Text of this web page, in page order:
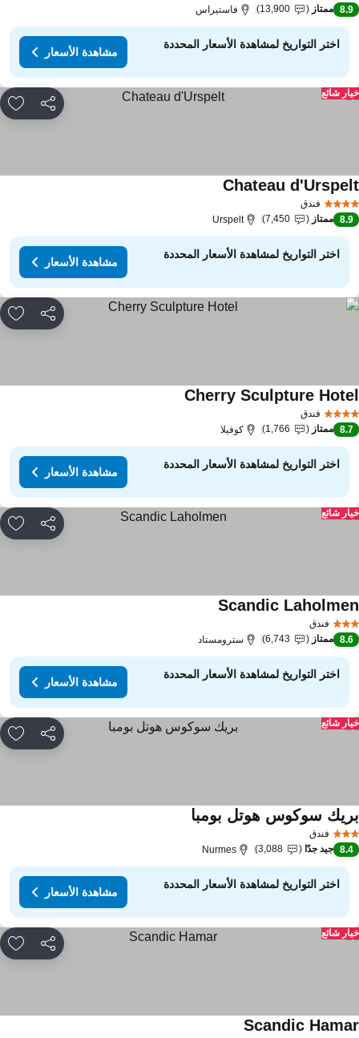
8.9 ممتاز 13,900 فاستيراس
اختر التواريخ لمشاهدة الأسعار المحددة
مشاهدة الأسعار
مشاركة
شائع
فندق
Chateau
8.9 ممتاز 7,450
Urspelt
اختر التواريخ لمشاهدة الأسعار المحددة
مشاهدة الأسعار
مشاركة
فندق
Cherry Sculpture
8.7 ممتاز 1,766 كوفيلا
اختر التواريخ لمشاهدة الأسعار المحددة
مشاهدة الأسعار
مشاركة
شائع
فندق
Scandic
8.6 ممتاز 6,743 سترومستاد
اختر التواريخ لمشاهدة الأسعار المحددة
مشاهدة الأسعار
مشاركة
شائع
فندق
سوكوس هوتل بومبا
8.4 جيد جدًا 3,088
Nurmes
اختر التواريخ لمشاهدة الأسعار المحددة
مشاهدة الأسعار
مشاركة
شائع
Scandic